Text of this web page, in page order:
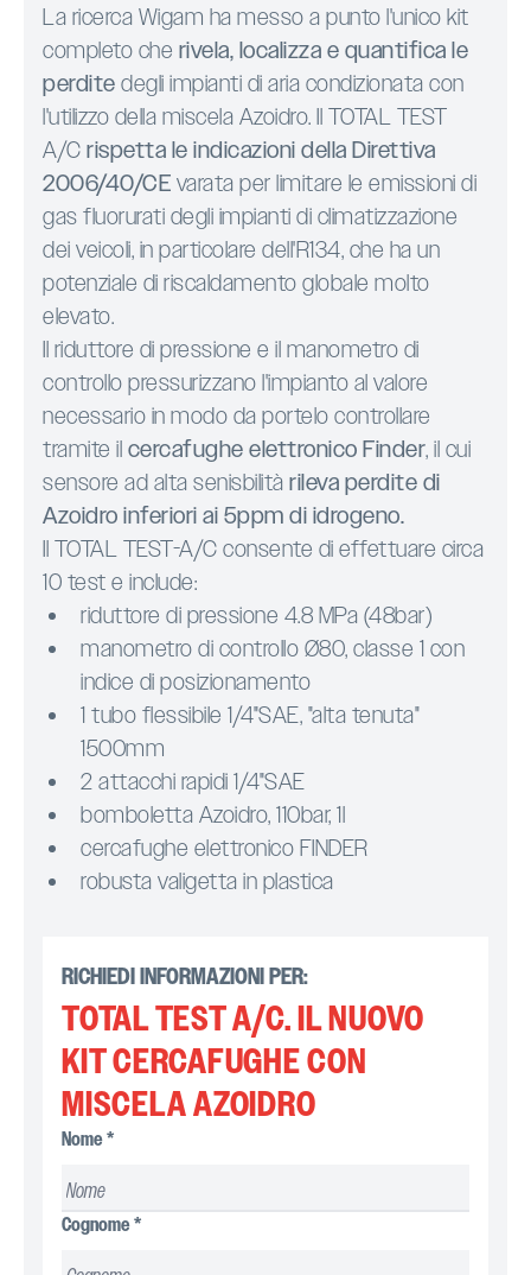
La ricerca Wigam ha messo a punto l'unico kit
completo che rivela, localizza e quantifica le
perditedegli impianti di aria condizionata con
l'utilizzo della miscela Azoidro. Il TOTAL TEST
A/Crispetta le indicazioni della Direttiva
2006/40/CEvarata per limitare le emissioni di
gas fluorurati degli impianti di climatizzazione
dei veicoli, in particolare dell'R134, che ha un
potenziale di riscaldamento globale molto
elevato.
Il riduttore di pressione e il manometro di
controllo pressurizzano l'impianto al valore
necessario in modo da portelo controllare
tramite ilcercafughe elettronico Finder, il cui
sensore ad alta senisbilitàrileva perdite di
Azoidro inferiori ai 5ppm di idrogeno.
Il TOTAL TEST-A/C consente di effettuare circa
10 test e include:
riduttore di pressione 4.8 MPa (48bar)
manometro di controllo Ø80, classe 1 con
indice di posizionamento
1 tubo flessibile 1/4"SAE, "alta tenuta"
1500mm
2 attacchi rapidi 1/4"SAE
bomboletta Azoidro, 110bar, 1l
cercafughe elettronico FINDER
robusta valigetta in plastica
RICHIEDI INFORMAZIONI PER:
TOTAL TEST A/C. IL NUOVO
KIT CERCAFUGHE CON
MISCELA AZOIDRO
Nome*
Cognome*